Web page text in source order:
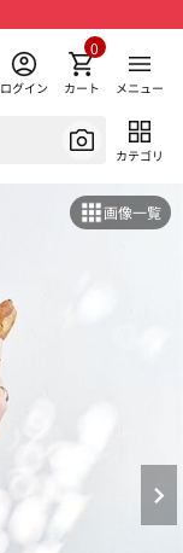
ログイン カート
0
メニュー
カテゴリ
画像一覧